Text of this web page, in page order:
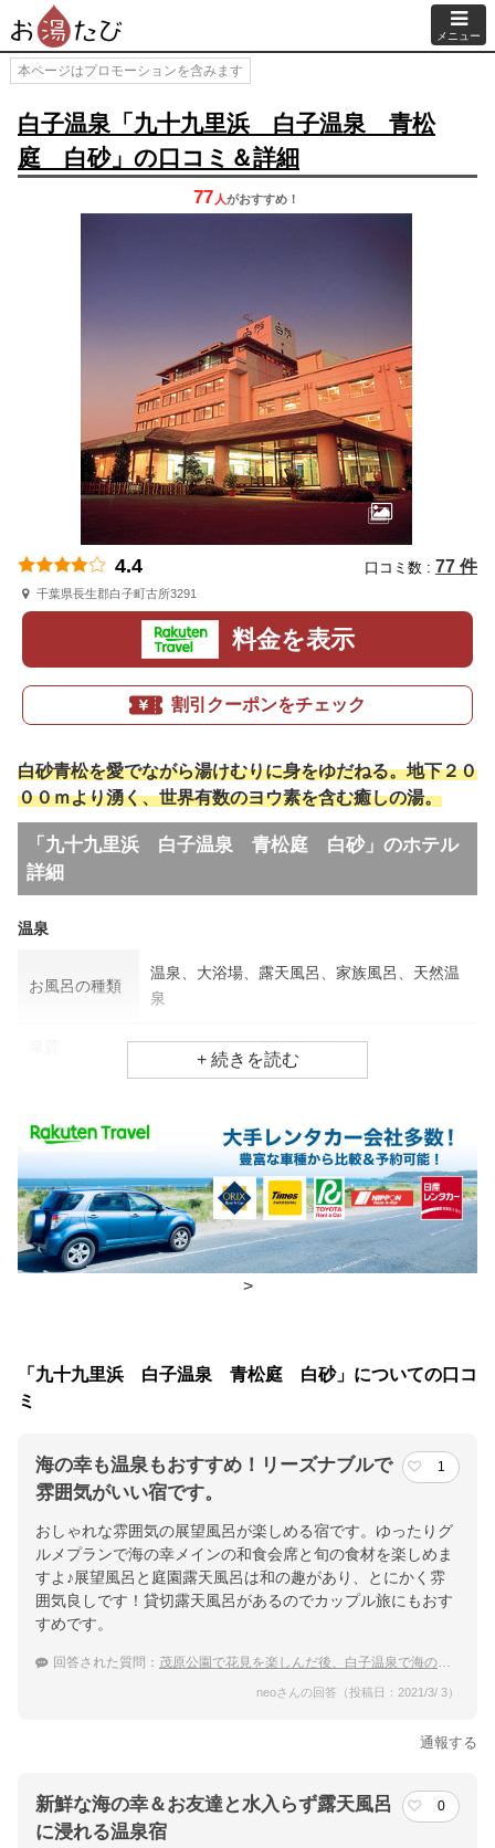
メニュー
本ページはプロモーションを含みます
白子温泉「九十九里浜 白子温泉 青松
庭 白砂」の口コミ＆詳細
77 人がおすすめ！
4.4 口コミ数 : 77 件
千葉県長生郡白子町古所3291
料金を表示
割引クーポンをチェック
白砂青松を愛でながら湯けむりに身をゆだねる。地下２０
００ｍより湧く、世界有数のヨウ素を含む癒しの湯。
「九十九里浜 白子温泉 青松庭 白砂」のホテル
詳細
温泉
お風呂の種類
温泉、大浴場、露天風呂、家族風呂、天然温
泉
ナトリウム・塩化物強塩泉
食事場所
朝食 レストラン
夕食 レストラン、食事処
チェックアウ
交通アクセス
提供：楽天トラベル
>
「九十九里浜 白子温泉 青松庭 白砂」についての口コ
ミ
海の幸も温泉もおすすめ！リーズナブルで
雰囲気がいい宿です。
1
おしゃれな雰囲気の展望風呂が楽しめる宿です。ゆったりグ
ルメプランで海の幸メインの和食会席と旬の食材を楽しめま
すよ♪展望風呂と庭園露天風呂は和の趣があり、とにかく雰
囲気良しです！貸切露天風呂があるのでカップル旅にもおす
すめです。
回答された質問： 茂原公園で花見を楽しんだ後、白子温泉で海の幸を堪能したい
neoさんの回答（投稿日：2021/3/ 3）
通報する
新鮮な海の幸＆お友達と水入らず露天風呂
に浸れる温泉宿
0